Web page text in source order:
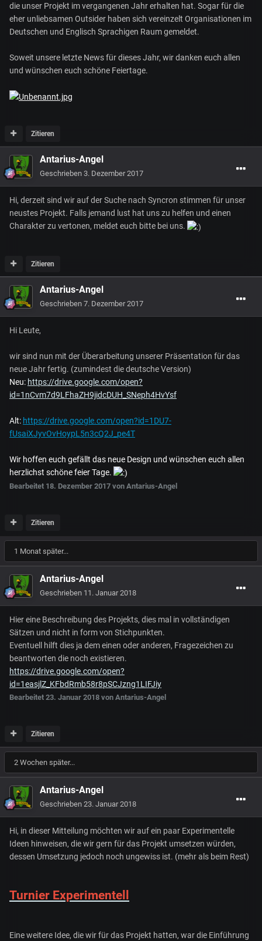
die unser Projekt im vergangenen Jahr erhalten hat. Sogar für die
eher unliebsamen Outsider haben sich vereinzelt Organisationen im
Deutschen und Englisch Sprachigen Raum gemeldet.
Soweit unsere letzte News für dieses Jahr, wir danken euch allen
und wünschen euch schöne Feiertage.
Zitieren
Antarius-Angel
Geschrieben 3. Dezember 2017
Hi, derzeit sind wir auf der Suche nach Syncron stimmen für unser
neustes Projekt. Falls jemand lust hat uns zu helfen und einen
Charakter zu vertonen, meldet euch bitte bei uns.
Zitieren
Antarius-Angel
Geschrieben 7. Dezember 2017
Hi Leute,
wir sind nun mit der Überarbeitung unserer Präsentation für das
neue Jahr fertig. (zumindest die deutsche Version)
Neu: https://drive.google.com/open?
id=1nCvm7d9LFhaZH9jidcDUH_SNeph4HvYsf
Alt: https://drive.google.com/open?id=1DU7-
fUsaiXJyvOvHoypL5n3cQ2J_pe4T
Wir hoffen euch gefällt das neue Design und wünschen euch allen
herzlichst schöne feier Tage.
Bearbeitet 18. Dezember 2017 von Antarius-Angel
Zitieren
1 Monat später...
Antarius-Angel
Geschrieben 11. Januar 2018
Hier eine Beschreibung des Projekts, dies mal in vollständigen
Sätzen und nicht in form von Stichpunkten.
Eventuell hilft dies ja dem einen oder anderen, Fragezeichen zu
beantworten die noch existieren.
https://drive.google.com/open?
id=1easjlZ_KFbdRmb58r8pSCJzng1LIFJiy
Bearbeitet 23. Januar 2018 von Antarius-Angel
Zitieren
2 Wochen später...
Antarius-Angel
Geschrieben 23. Januar 2018
Hi, in dieser Mitteilung möchten wir auf ein paar Experimentelle
Ideen hinweisen, die wir gern für das Projekt umsetzen würden,
dessen Umsetzung jedoch noch ungewiss ist. (mehr als beim Rest)
Turnier Experimentell
Eine weitere Idee, die wir für das Projekt hatten, war die Einführung